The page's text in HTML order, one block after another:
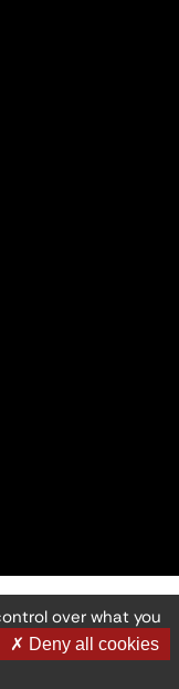
over what you
✗ Deny all cookies